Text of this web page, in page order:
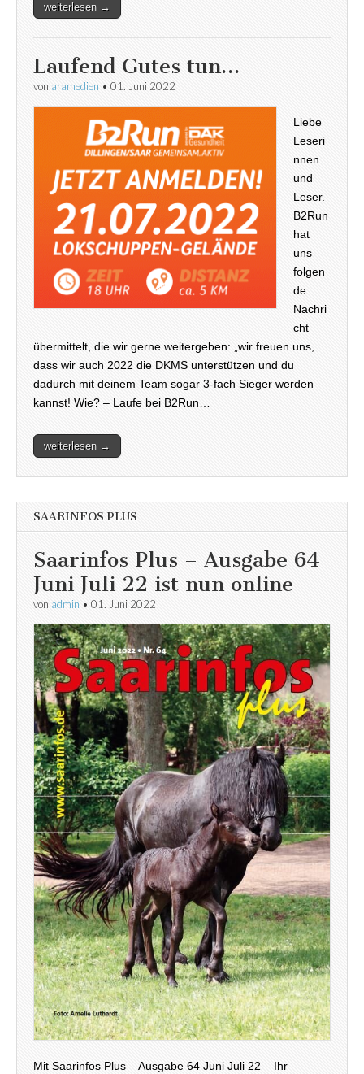
weiterlesen →
Laufend Gutes tun…
von aramedien • 01. Juni 2022
Liebe
Leseri
nnen
und
Leser.
B2Run
hat
uns
folgen
de
Nachri
cht
übermittelt, die wir gerne weitergeben: „wir freuen uns,
dass wir auch 2022 die DKMS unterstützen und du
dadurch mit deinem Team sogar 3-fach Sieger werden
kannst! Wie? – Laufe bei B2Run…
weiterlesen →
SAARINFOS PLUS
Saarinfos Plus – Ausgabe 64
Juni Juli 22 ist nun online
von admin • 01. Juni 2022
Mit Saarinfos Plus – Ausgabe 64 Juni Juli 22 – Ihr